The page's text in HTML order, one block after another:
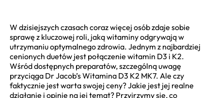
W dzisiejszych czasach coraz więcej osób zdaje sobie
sprawę z kluczowej roli, jaką witaminy odgrywają w
utrzymaniu optymalnego zdrowia. Jednym z najbardziej
cenionych duetów jest połączenie witamin D3 i K2.
Wśród dostępnych preparatów, szczególną uwagę
przyciąga Dr Jacob’s Witamina D3 K2 MK7. Ale czy
faktycznie jest warta swojej ceny? Jakie jest jej realne
działanie i opinie na jej temat? Przyjrzymy się, co